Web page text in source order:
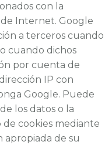
con la
Internet. Google
a terceros cuando
cuando dichos
por cuenta de
IP con
Google. Puede
los datos o la
cookies mediante
apropiada de su